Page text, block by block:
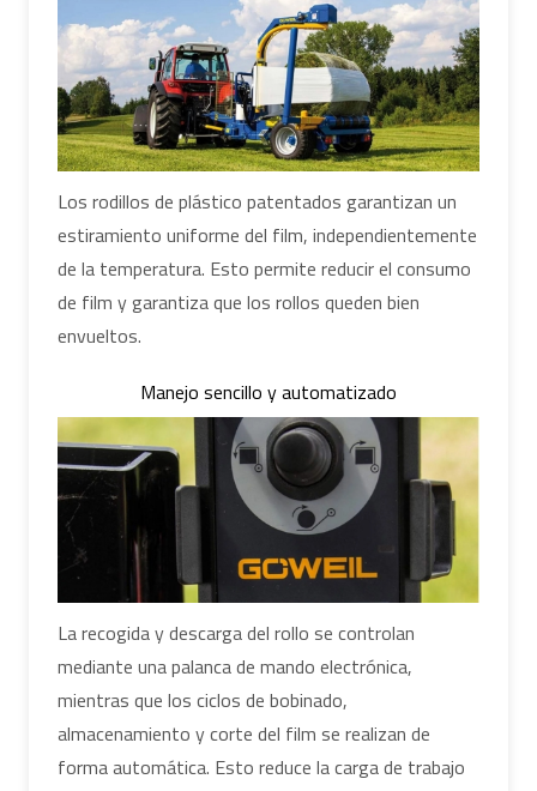
Los rodillos de plástico patentados garantizan un
estiramiento uniforme del film, independientemente
de la temperatura. Esto permite reducir el consumo
de film y garantiza que los rollos queden bien
envueltos.
Manejo sencillo y automatizado
La recogida y descarga del rollo se controlan
mediante una palanca de mando electrónica,
mientras que los ciclos de bobinado,
almacenamiento y corte del film se realizan de
forma automática. Esto reduce la carga de trabajo